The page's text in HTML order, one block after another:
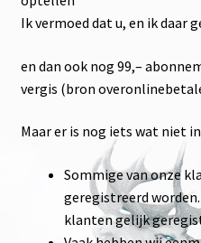
Ik vermoed dat u, en ik daar
en dan ook nog 99,–
vergis (bron
Maar er is nog iets wat niet
Sommige van onze
geregistreerd
klanten gelijk